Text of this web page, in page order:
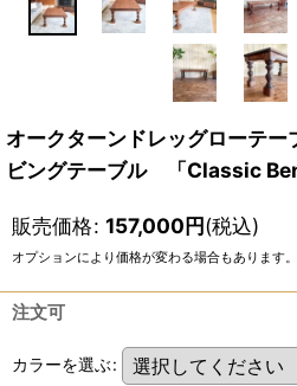
オークターンドレッグローテ
ビングテーブル 「Classic
販売価格: 157,000円(税込)
オプションにより価格が変わる場合もあります。
注文可
カラーを選ぶ: